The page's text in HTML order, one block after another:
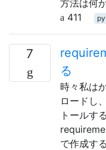
方法は何
411
7
る
時々私は
ロードし
トールす
で作成す